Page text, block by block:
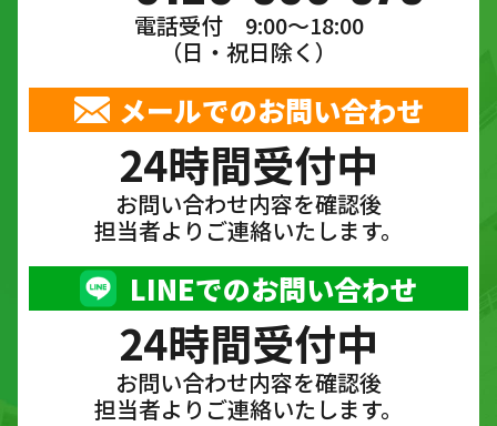
電話受付 9:00〜18:00
（日・祝日除く）
メールでのお問い合わせ
24時間受付中
お問い合わせ内容を確認後
担当者よりご連絡いたします。
LINEでのお問い合わせ
24時間受付中
お問い合わせ内容を確認後
担当者よりご連絡いたします。